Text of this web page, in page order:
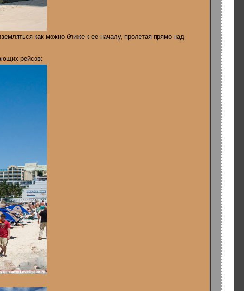
как можно ближе к ее началу, пролетая прямо над
рейсов: